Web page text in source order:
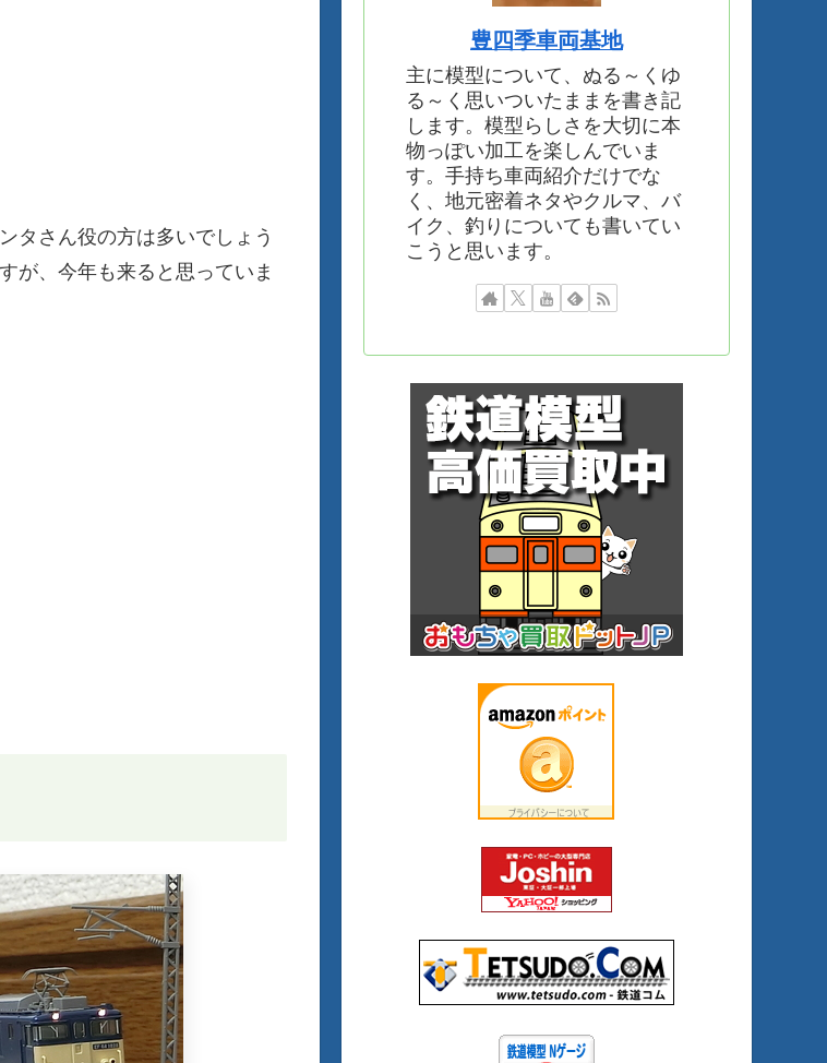
タさん役の方は多いでしょう
が、今年も来ると思っていま
豊四季車両基地
主に模型について、ぬる～くゆ
る～く思いついたままを書き記
します。模型らしさを大切に本
物っぽい加工を楽しんでいま
す。手持ち車両紹介だけでな
く、地元密着ネタやクルマ、バ
イク、釣りについても書いてい
こうと思います。